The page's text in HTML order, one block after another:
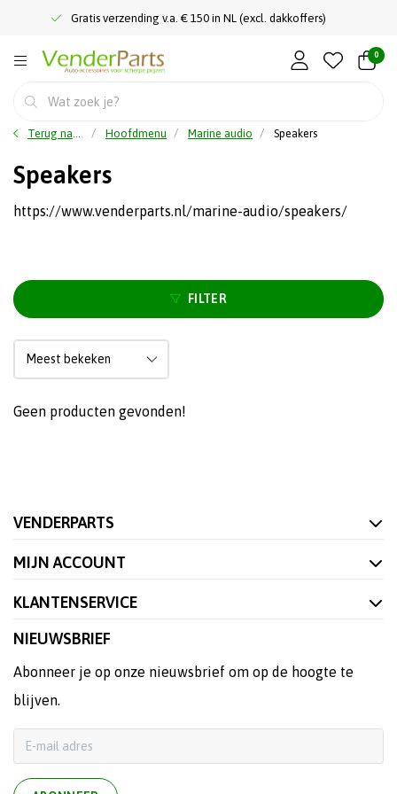
Gratis verzending v.a. € 150 in NL (excl. dakkoffers)
0
Terug naar home Hoofdmenu Marine audio Speakers
Speakers
https://www.venderparts.nl/marine-audio/speakers/
FILTER
Geen producten gevonden!
VENDERPARTS
MIJN ACCOUNT
KLANTENSERVICE
NIEUWSBRIEF
Abonneer je op onze nieuwsbrief om op de hoogte te
blijven.